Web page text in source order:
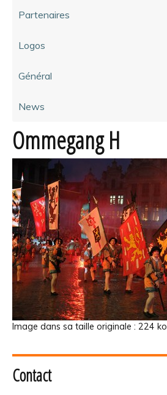
Partenaires
Logos
Général
News
Ommegang H
Image dans sa taille originale : 224 ko
Contact